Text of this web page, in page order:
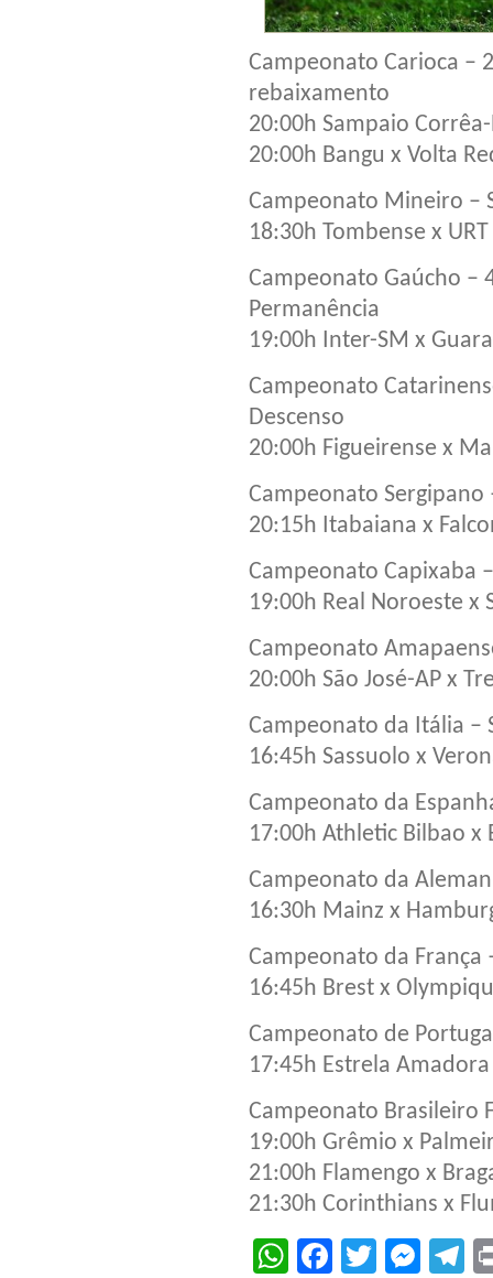
Campeonato Carioca –
rebaixamento
20:00h Sampaio Corrêa-
20:00h Bangu x Volta
Campeonato Mineiro –
18:30h Tombense x URT
Campeonato Gaúcho –
Permanência
19:00h Inter-SM x
Campeonato
Descenso
20:00h Figueirense x
Campeonato Sergipano
20:15h Itabaiana x
Campeonato Capixaba
19:00h Real Noroeste x
Campeonato
20:00h São José-AP x
Campeonato da Itália –
16:45h Sassuolo x
Campeonato da
17:00h Athletic Bilbao x
Campeonato da
16:30h Mainz x
Campeonato da França
16:45h Brest x
Campeonato de
17:45h Estrela
Campeonato Brasileiro
19:00h Grêmio x
21:00h Flamengo x
21:30h Corinthians x
WhatsApp
Facebook
Twitter